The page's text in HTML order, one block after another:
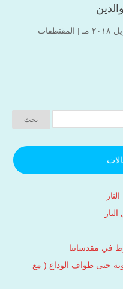
المقتطفات
في مقدساتنا
حتى طواف الوداع ( مع